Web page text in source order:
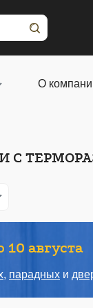
О
С
10 августа
, парадных и